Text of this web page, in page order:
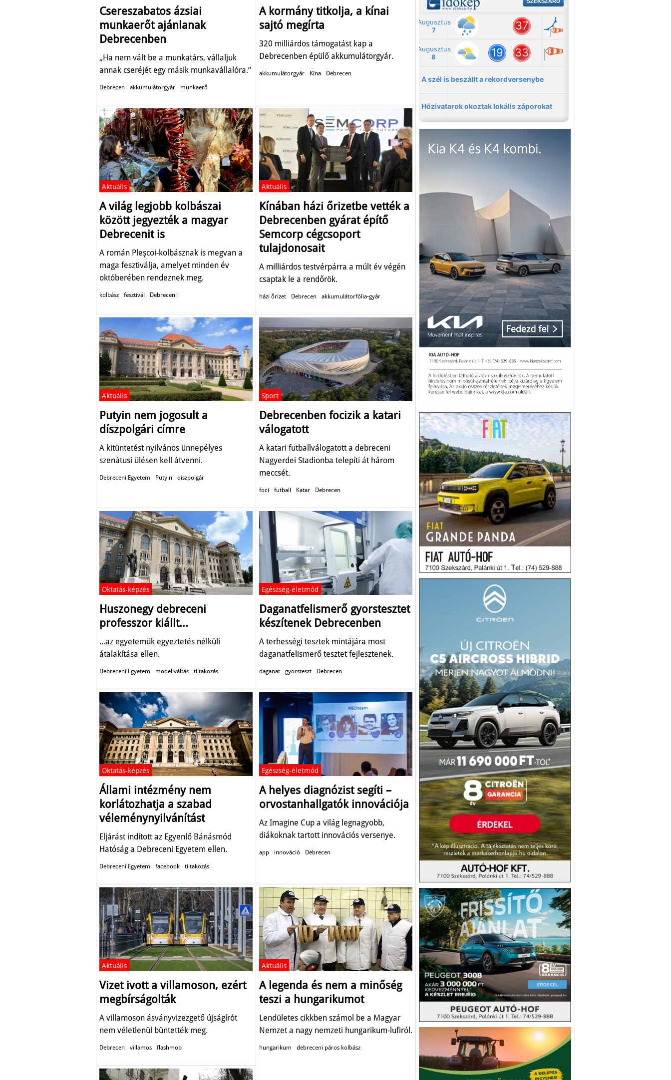
Csereszabatos ázsiai
munkaerőt ajánlanak
Debrecenben
„Ha nem vált be a munkatárs, vállaljuk
annak cseréjét egy másik munkavállalóra.”
Debrecen akkumulátorgyár munkaerő
A kormány titkolja, a kínai
sajtó megírta
320 milliárdos támogatást kap a
Debrecenben épülő akkumulátorgyár.
akkumulátorgyár Kína Debrecen
Aktuális
A világ legjobb kolbászai
között jegyezték a magyar
Debrecenit is
A román Pleșcoi-kolbásznak is megvan a
maga fesztiválja, amelyet minden év
októberében rendeznek meg.
kolbász fesztivál Debreceni
Aktuális
Kínában házi őrizetbe vették a
Debrecenben gyárat építő
Semcorp cégcsoport
tulajdonosait
A milliárdos testvérpárra a múlt év végén
csaptak le a rendőrök.
házi őrizet Debrecen akkumulátorfólia-gyár
Aktuális
Putyin nem jogosult a
díszpolgári címre
A kitüntetést nyilvános ünnepélyes
szenátusi ülésen kell átvenni.
Debreceni Egyetem Putyin díszpolgár
Sport
Debrecenben focizik a katari
válogatott
A katari futballválogatott a debreceni
Nagyerdei Stadionba telepíti át három
meccsét.
foci futball Katar Debrecen
Oktatás-képzés
Huszonegy debreceni
professzor kiállt...
...az egyetemük egyeztetés nélküli
átalakítása ellen.
Debreceni Egyetem modellváltás tiltakozás
Egészség-életmód
Daganatfelismerő gyorstesztet
készítenek Debrecenben
A terhességi tesztek mintájára most
daganatfelismerő tesztet fejlesztenek.
daganat gyorsteszt Debrecen
Oktatás-képzés
Állami intézmény nem
korlátozhatja a szabad
véleménynyilvánítást
Eljárást indított az Egyenlő Bánásmód
Hatóság a Debreceni Egyetem ellen.
Debreceni Egyetem facebook tiltakozás
Egészség-életmód
A helyes diagnózist segíti –
orvostanhallgatók innovációja
Az Imagine Cup a világ legnagyobb,
diákoknak tartott innovációs versenye.
app innováció Debrecen
Aktuális
Vizet ivott a villamoson, ezért
megbírságolták
A villamoson ásványvizezgető újságírót
nem véletlenül büntették meg.
Debrecen villamos flashmob
Aktuális
A legenda és nem a minőség
teszi a hungarikumot
Lendületes cikkben számol be a Magyar
Nemzet a nagy nemzeti hungarikum-lufiról.
hungarikum debreceni páros kolbász